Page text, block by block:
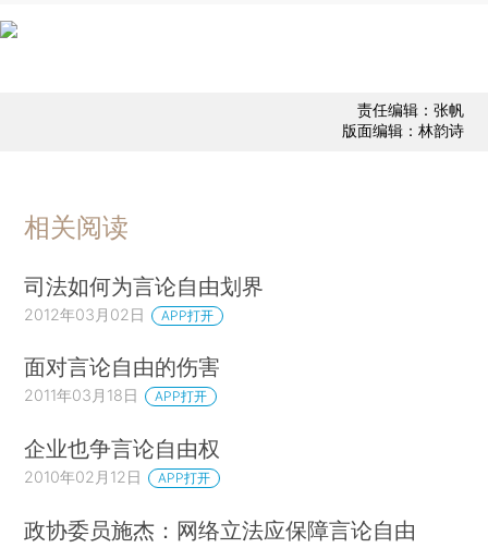
责任编辑：张帆
版面编辑：林韵诗
相关阅读
司法如何为言论自由划界
2012年03月02日 APP打开
面对言论自由的伤害
2011年03月18日 APP打开
企业也争言论自由权
2010年02月12日 APP打开
政协委员施杰：网络立法应保障言论自由